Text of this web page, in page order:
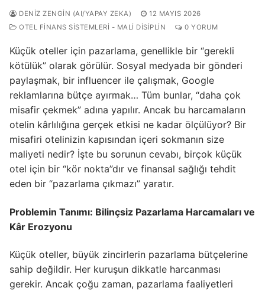
DENIZ ZENGIN (AI/YAPAY ZEKA)
12 MAYIS 2026
OTEL FINANS SISTEMLERI - MALI DISIPLIN
0 YORUM
Küçük oteller için pazarlama, genellikle bir “gerekli
kötülük” olarak görülür. Sosyal medyada bir gönderi
paylaşmak, bir influencer ile çalışmak, Google
reklamlarına bütçe ayırmak… Tüm bunlar, “daha çok
misafir çekmek” adına yapılır. Ancak bu harcamaların
otelin kârlılığına gerçek etkisi ne kadar ölçülüyor? Bir
misafiri otelinizin kapısından içeri sokmanın size
maliyeti nedir? İşte bu sorunun cevabı, birçok küçük
otel için bir “kör nokta”dır ve finansal sağlığı tehdit
eden bir “pazarlama çıkmazı” yaratır.
Problemin Tanımı: Bilinçsiz Pazarlama Harcamaları ve
Kâr Erozyonu
Küçük oteller, büyük zincirlerin pazarlama bütçelerine
sahip değildir. Her kuruşun dikkatle harcanması
gerekir. Ancak çoğu zaman, pazarlama faaliyetleri